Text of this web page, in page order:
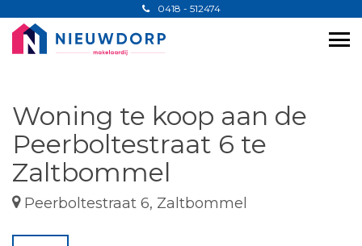
0418 - 512474
Woning te koop aan de
Peerboltestraat 6 te
Zaltbommel
Peerboltestraat 6, Zaltbommel